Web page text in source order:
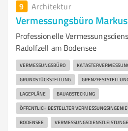
9 Architektur
Vermessungsbüro
Professionelle
Radolfzell am Bodensee
VERMESSUNGSBÜRO
GRUNDSTÜCKSTEILUNG
LAGEPLÄNE BAUABSTECKUNG
ÖFFENTLICH BESTELLTER
BODENSEE